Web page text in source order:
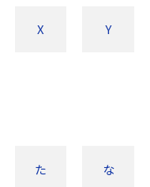
X Y
た な